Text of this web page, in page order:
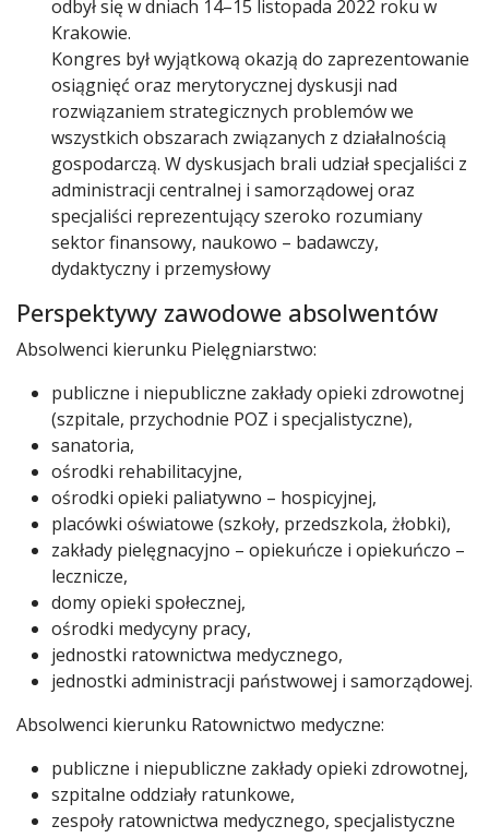
odbył się w dniach 14–15 listopada 2022 roku w
Krakowie.
Kongres był wyjątkową okazją do zaprezentowanie
osiągnięć oraz merytorycznej dyskusji nad
rozwiązaniem strategicznych problemów we
wszystkich obszarach związanych z działalnością
gospodarczą. W dyskusjach brali udział specjaliści z
administracji centralnej i samorządowej oraz
specjaliści reprezentujący szeroko rozumiany
sektor finansowy, naukowo – badawczy,
dydaktyczny i przemysłowy
Perspektywy zawodowe absolwentów
Absolwenci kierunku Pielęgniarstwo:
publiczne i niepubliczne zakłady opieki zdrowotnej
(szpitale, przychodnie POZ i specjalistyczne),
sanatoria,
ośrodki rehabilitacyjne,
ośrodki opieki paliatywno – hospicyjnej,
placówki oświatowe (szkoły, przedszkola, żłobki),
zakłady pielęgnacyjno – opiekuńcze i opiekuńczo –
lecznicze,
domy opieki społecznej,
ośrodki medycyny pracy,
jednostki ratownictwa medycznego,
jednostki administracji państwowej i samorządowej.
Absolwenci kierunku Ratownictwo medyczne:
publiczne i niepubliczne zakłady opieki zdrowotnej,
szpitalne oddziały ratunkowe,
zespoły ratownictwa medycznego, specjalistyczne